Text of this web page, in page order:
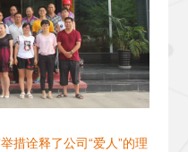
措诠释了公司“爱人”的理